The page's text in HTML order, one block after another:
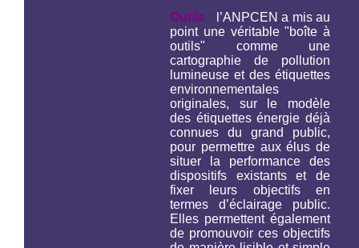
Outils :
l’ANPCEN a mis au
point une véritable "boîte à
outils" comme une
cartographie de pollution
lumineuse et des étiquettes
environnementales
originales, sur le modèle
des étiquettes énergie déjà
connues du grand public,
pour permettre aux élus de
situer la performance des
dispositifs existants et de
fixer leurs objectifs en
termes d’éclairage public.
Elles permettent également
de promouvoir ces objectifs